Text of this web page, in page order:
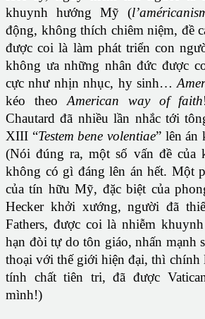
khuynh hướng Mỹ (
động, không thích chiêm niệm, đề
được coi là làm phát triển con
không ưa những nhân đức được
cực như nhịn nhục, hy sinh…
kéo theoAmerican way of faith
Chautard đã nhiều lần nhắc tới
XIII “Testem bene volentiae” lên án
(Nói đúng ra, một số vấn đề của
không có gì đáng lên án hết. Một
của tín hữu Mỹ, đặc biệt của
Hecker khởi xướng, người đã
Fathers, được coi là nhiễm
hạn đòi tự do tôn giáo, nhấn mạnh
thoại với thế giới hiện đại, thì chính
tính chất tiên tri, đã được
mình!)